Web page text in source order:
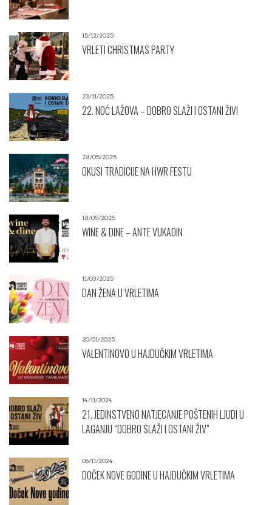
15/12/2025
VRLETI CHRISTMAS PARTY
23/11/2025
22. NOĆ LAŽOVA – DOBRO SLAŽI I OSTANI ŽIV!
28/05/2025
OKUSI TRADICIJE NA HWR FESTU
18/05/2025
WINE & DINE – ANTE VUKADIN
11/03/2025
DAN ŽENA U VRLETIMA
20/01/2025
VALENTINOVO U HAJDUČKIM VRLETIMA
14/11/2024
21. JEDINSTVENO NATJECANJE POŠTENIH LJUDI U
LAGANJU “DOBRO SLAŽI I OSTANI ŽIV”
06/11/2024
DOČEK NOVE GODINE U HAJDUČKIM VRLETIMA